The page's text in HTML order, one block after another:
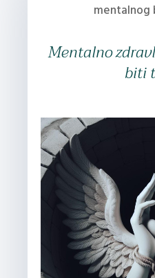
mentalnog
Mentalno
biti